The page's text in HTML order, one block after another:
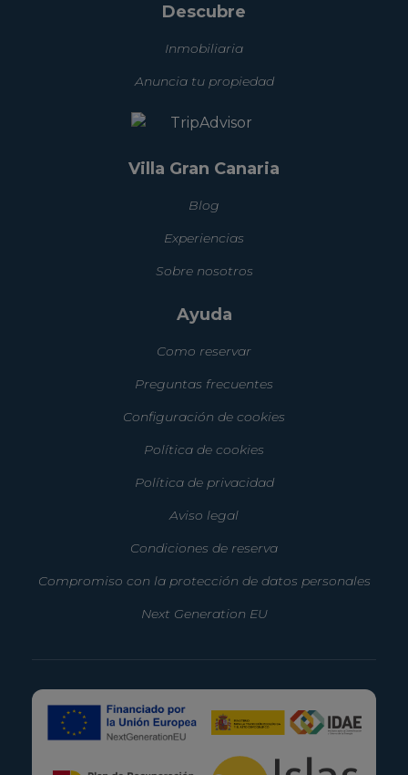
Descubre
Inmobiliaria
Anuncia tu propiedad
Villa Gran Canaria
Blog
Experiencias
Sobre nosotros
Ayuda
Como reservar
Preguntas frecuentes
Configuración de cookies
Política de cookies
Política de privacidad
Aviso legal
Condiciones de reserva
Compromiso con la protección de datos personales
Next Generation EU